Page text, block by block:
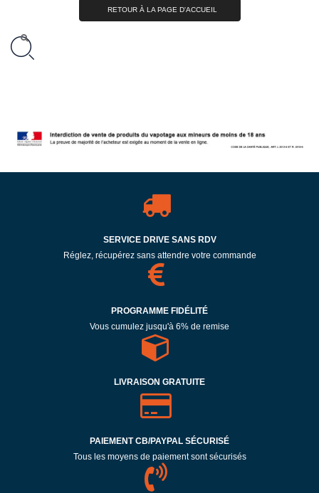
RETOUR À LA PAGE D'ACCUEIL
SERVICE DRIVE SANS RDV
Réglez, récupérez sans attendre votre commande
PROGRAMME FIDÉLITÉ
Vous cumulez jusqu'à 6% de remise
LIVRAISON GRATUITE
PAIEMENT CB/PAYPAL SÉCURISÉ
Tous les moyens de paiement sont sécurisés